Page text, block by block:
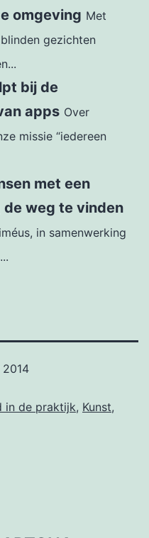
omgeving Met
gezichten
bij de
apps Over
missie “iedereen
met een
weg te vinden
in samenwerking
in de praktijk, Kunst,